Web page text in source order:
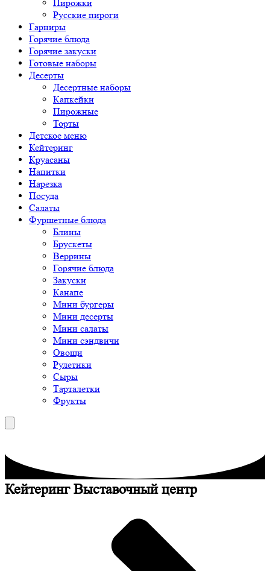
Пирожки
Русские пироги
Гарниры
Горячие блюда
Горячие закуски
Готовые наборы
Десерты
Десертные наборы
Капкейки
Пирожные
Торты
Детское меню
Кейтеринг
Круасаны
Напитки
Нарезка
Посуда
Салаты
Фуршетные блюда
Блины
Брускеты
Веррины
Горячие блюда
Закуски
Канапе
Мини бургеры
Мини десерты
Мини салаты
Мини сэндвичи
Овощи
Рулетики
Сыры
Тарталетки
Фрукты
Кейтеринг Выставочный центр